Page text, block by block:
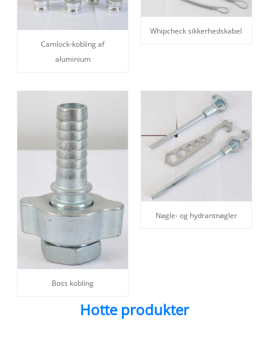
Camlock-kobling af
aluminium
Whipcheck sikkerhedskabel
Boss kobling
Nøgle- og hydrantnøgler
Hotte produkter